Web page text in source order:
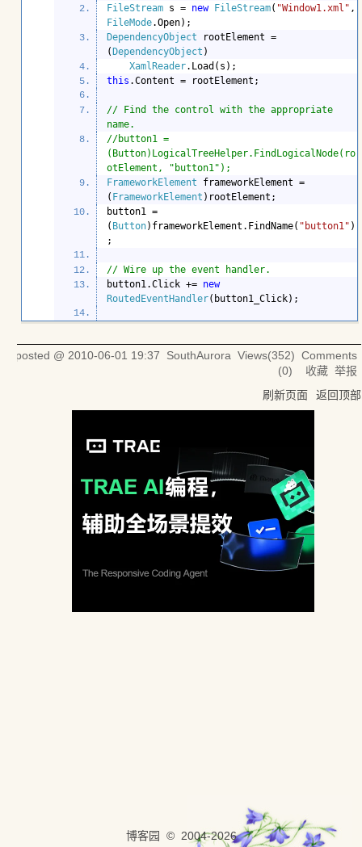
FileStream s = new FileStream( "Window1.xml"
FileMode
DependencyObject
rootElement =
( DependencyObject
XamlReader
this
// Find the control with the appropriate
name.
//button1 =
(Button)LogicalTreeHelper.FindLogicalNode(ro
otElement, "button1");
FrameworkElement frameworkElement =
( FrameworkElement
button1 =
( Button)frameworkElement.FindName( "button1" )
// Wire up the event handler.
button1.Click +=
new
RoutedEventHandler
posted @ 2010-06-01 19:37 SouthAurora Views(352) Comments
(0) 收藏 举报
刷新页面
返回顶部
博客园 © 2004-2026